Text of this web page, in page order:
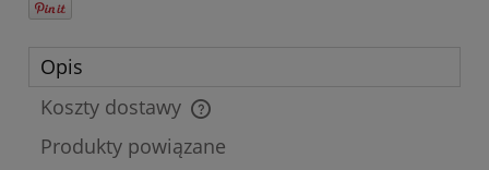
Opis
Koszty dostawy
Cena nie zawiera ewentualnych kosztów płatności
Produkty powiązane